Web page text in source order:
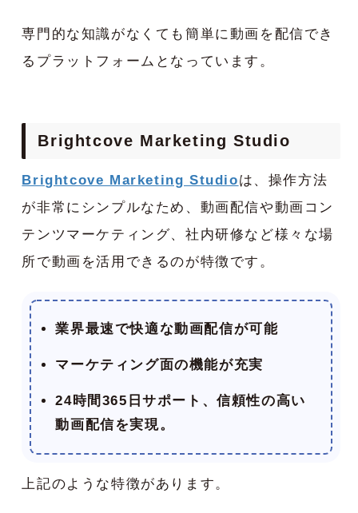
専門的な知識がなくても簡単に動画を配信でき
るプラットフォームとなっています。
Brightcove Marketing Studio
Brightcove Marketing Studioは、操作方法
が非常にシンプルなため、動画配信や動画コン
テンツマーケティング、社内研修など様々な場
所で動画を活用できるのが特徴です。
業界最速で快適な動画配信が可能
マーケティング面の機能が充実
24時間365日サポート、信頼性の高い
動画配信を実現。
上記のような特徴があります。